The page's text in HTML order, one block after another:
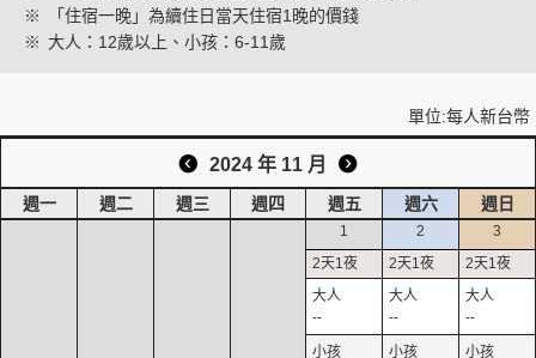
※
「住宿一晚」為續住日當天住宿1晚的價錢
※ 大人：12歲以上、小孩：6-11歲
單位:每人新台幣
2024 年 11 月
週一 週二 週三 週四 週五 週六 週日
1
--
2
--
3
--